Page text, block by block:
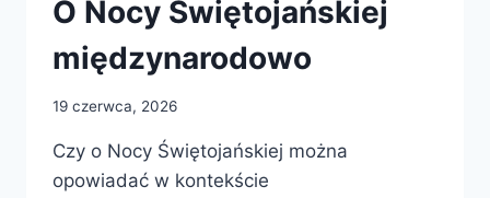
O Nocy Świętojańskiej
międzynarodowo
19 czerwca, 2026
Czy o Nocy Świętojańskiej można
opowiadać w kontekście